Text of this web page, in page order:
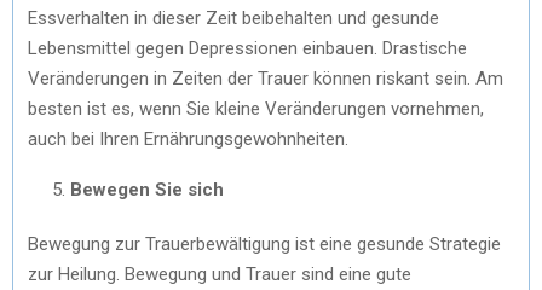
Essverhalten in dieser Zeit beibehalten und gesunde
Lebensmittel gegen Depressionen einbauen. Drastische
Veränderungen in Zeiten der Trauer können riskant sein. Am
besten ist es, wenn Sie kleine Veränderungen vornehmen,
auch bei Ihren Ernährungsgewohnheiten.
Bewegen Sie sich
Bewegung zur Trauerbewältigung ist eine gesunde Strategie
zur Heilung. Bewegung und Trauer sind eine gute